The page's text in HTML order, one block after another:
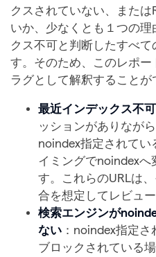
クスされていない、また
いか、少なくとも１つの
クス不可と判断したすべて
す。そのため、このレポ
ラグとして解釈することが
最近インデックス不
ッションがありなが
noindex指定されてい
イミングでnoindexへ
す。これらのURLは
合を想定してレビュ
検索エンジンが
ない ：noindex指定
ブロックされている